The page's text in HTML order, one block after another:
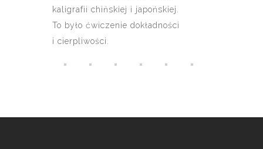
kaligrafii chińskiej i japońskiej.
To było ćwiczenie dokładności
i cierpliwości.